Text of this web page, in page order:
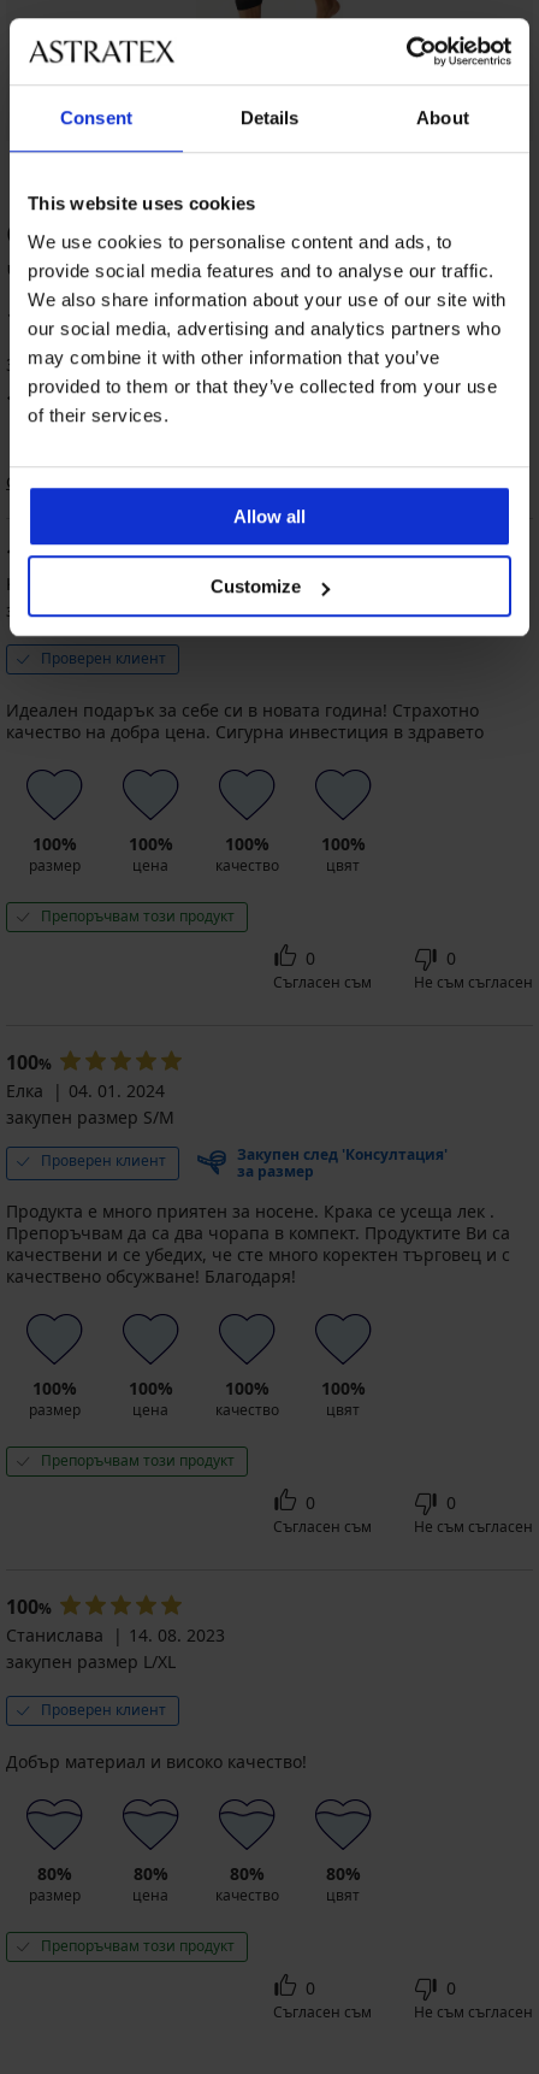
Consent Details About
This website uses cookies
We use cookies to personalise content and ads, to
provide social media features and to analyse our traffic.
We also share information about your use of our site with
our social media, advertising and analytics partners who
may combine it with other information that you’ve
provided to them or that they’ve collected from your use
of their services.
Allow all
Customize
ОЦЕНКА НА ПРОДУКТ Масажен
чорап с компресия за прасеца Signal
100%
3 оценили продукта
100 от клиентите, препоръчват продукта
Сортиране
100%
Kalin
закупен размер S/M
Проверен клиент
Идеален подарък за себе си в новата година! Страхотно
качество на добра цена. Сигурна инвестиция в здравето
100%
размер
100%
цена
100%
качество
100%
цвят
Препоръчвам този продукт
0
Съгласен съм
0
Не съм съгласен
100%
Елка
04. 01. 2024
закупен размер S/M
Проверен клиент
Закупен след 'Консултация'
за размер
Продукта е много приятен за носене. Крака се усеща лек .
Препоръчвам да са два чорапа в компект. Продуктите Ви са
качествени и се убедих, че сте много коректен търговец и с
качествено обсужване! Благодаря!
100%
размер
100%
цена
100%
качество
100%
цвят
Препоръчвам този продукт
0
Съгласен съм
0
Не съм съгласен
100%
Станислава
14. 08. 2023
закупен размер L/XL
Проверен клиент
Добър материал и високо качество!
80%
размер
80%
цена
80%
качество
80%
цвят
Препоръчвам този продукт
0
Съгласен съм
0
Не съм съгласен